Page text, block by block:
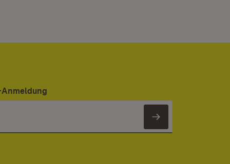
Newsletter